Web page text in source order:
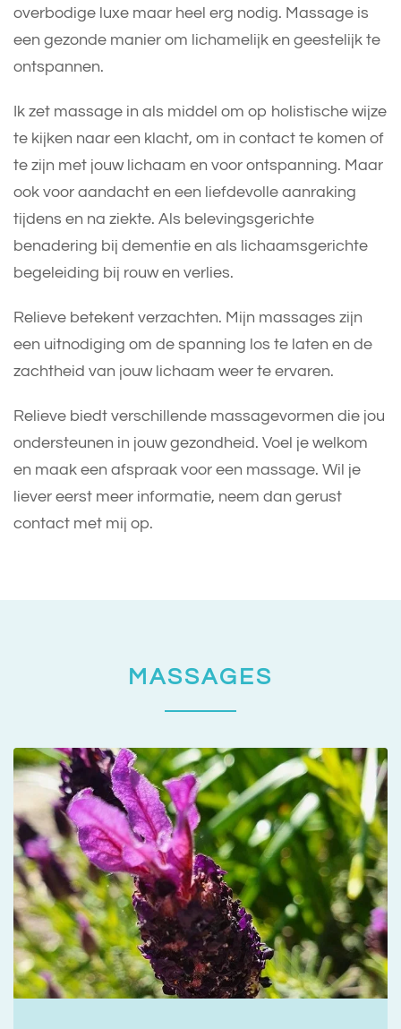
overbodige luxe maar heel erg nodig. Massage is
een gezonde manier om lichamelijk en geestelijk te
ontspannen.
Ik zet massage in als middel om op holistische wijze
te kijken naar een klacht, om in contact te komen of
te zijn met jouw lichaam en voor ontspanning. Maar
ook voor aandacht en een liefdevolle aanraking
tijdens en na ziekte. Als belevingsgerichte
benadering bij dementie en als lichaamsgerichte
begeleiding bij rouw en verlies.
Relieve betekent verzachten. Mijn massages zijn
een uitnodiging om de spanning los te laten en de
zachtheid van jouw lichaam weer te ervaren.
Relieve biedt verschillende massagevormen die jou
ondersteunen in jouw gezondheid. Voel je welkom
en maak een afspraak voor een massage. Wil je
liever eerst meer informatie, neem dan gerust
contact met mij op.
MASSAGES